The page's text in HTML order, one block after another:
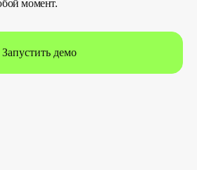
момент.
Запустить демо